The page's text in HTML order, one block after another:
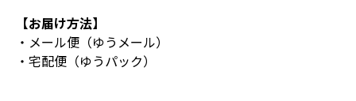
【お届け方法】
・メール便（ゆうメール）
・宅配便（ゆうパック）